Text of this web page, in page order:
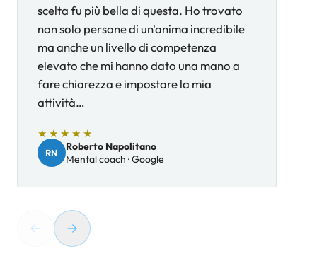
scelta fu più bella di questa. Ho trovato
non solo persone di un'anima incredibile
ma anche un livello di competenza
elevato che mi hanno dato una mano a
fare chiarezza e impostare la mia
attività…
★★★★★
RN
Roberto Napolitano
Mental coach ·Google